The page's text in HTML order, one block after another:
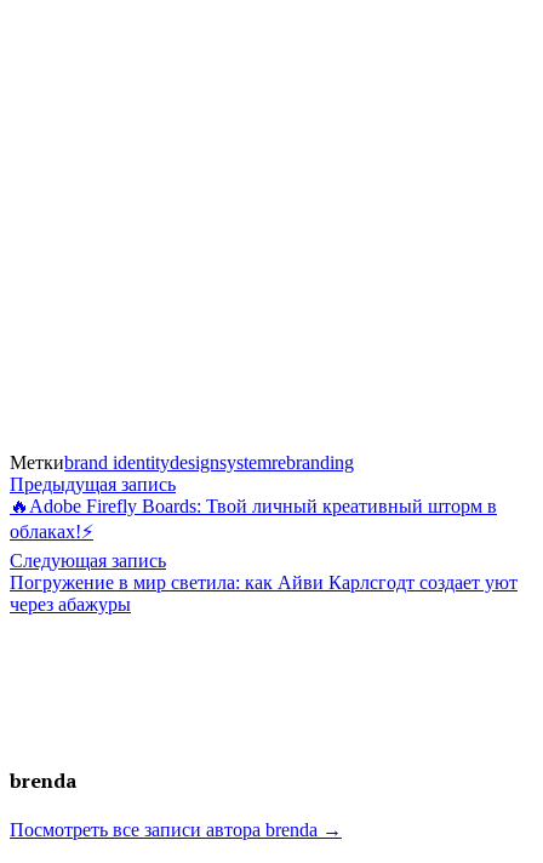
Меткиbrand identitydesignsystemrebranding
Навигация
по
записям
Предыдущая записьПредыдущая
запись:
🔥Adobe Firefly Boards: Твой личный креативный шторм в
облаках!⚡️
Следующая записьСледующая
запись:
Погружение в мир светила: как Айви Карлсгодт создает уют
через абажуры
brenda
Посмотреть все записи автора brenda →